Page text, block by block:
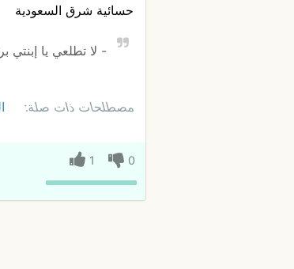
حسائية شرق السعودية
- لا تطلعي يا إبنتي
مصطلحات ذات صلة:
0
1